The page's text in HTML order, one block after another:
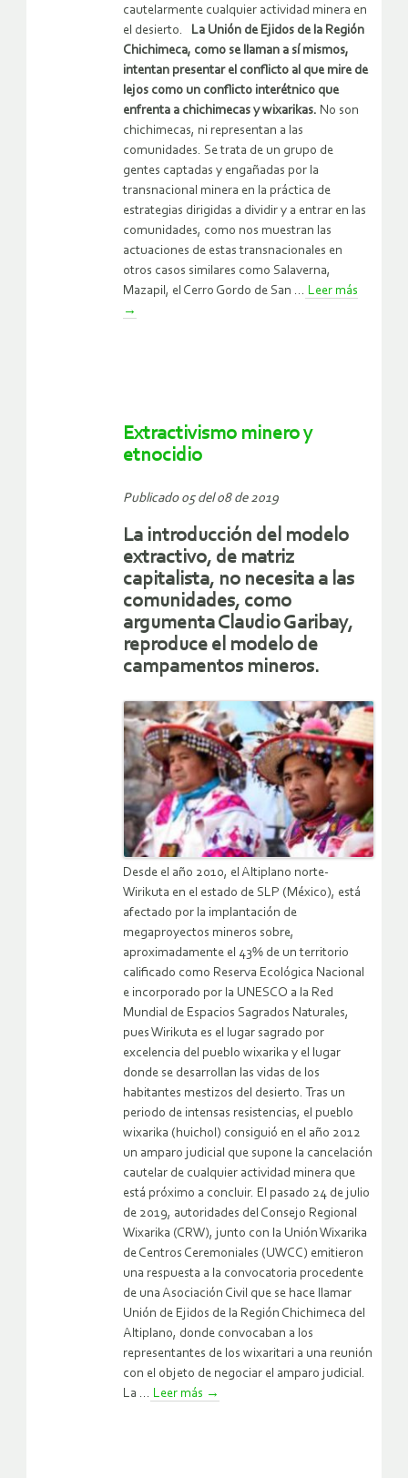
cautelarmente cualquier actividad minera en
el desierto. La Unión de Ejidos de la Región
Chichimeca, como se llaman a sí mismos,
intentan presentar el conflicto al que mire de
lejos como un conflicto interétnico que
enfrenta a chichimecas y wixarikas. No son
chichimecas, ni representan a las
comunidades. Se trata de un grupo de
gentes captadas y engañadas por la
transnacional minera en la práctica de
estrategias dirigidas a dividir y a entrar en las
comunidades, como nos muestran las
actuaciones de estas transnacionales en
otros casos similares como Salaverna,
Mazapil, el Cerro Gordo de San ... Leer más
→
Extractivismo minero y
etnocidio
Publicado 05 del 08 de 2019
La introducción del modelo
extractivo, de matriz
capitalista, no necesita a las
comunidades, como
argumenta Claudio Garibay,
reproduce el modelo de
campamentos mineros.
Desde el año 2010, el Altiplano norte-
Wirikuta en el estado de SLP (México), está
afectado por la implantación de
megaproyectos mineros sobre,
aproximadamente el 43% de un territorio
calificado como Reserva Ecológica Nacional
e incorporado por la UNESCO a la Red
Mundial de Espacios Sagrados Naturales,
pues Wirikuta es el lugar sagrado por
excelencia del pueblo wixarika y el lugar
donde se desarrollan las vidas de los
habitantes mestizos del desierto. Tras un
periodo de intensas resistencias, el pueblo
wixarika (huichol) consiguió en el año 2012
un amparo judicial que supone la cancelación
cautelar de cualquier actividad minera que
está próximo a concluir. El pasado 24 de julio
de 2019, autoridades del Consejo Regional
Wixarika (CRW), junto con la Unión Wixarika
de Centros Ceremoniales (UWCC) emitieron
una respuesta a la convocatoria procedente
de una Asociación Civil que se hace llamar
Unión de Ejidos de la Región Chichimeca del
Altiplano, donde convocaban a los
representantes de los wixaritari a una reunión
con el objeto de negociar el amparo judicial.
La ... Leer más →